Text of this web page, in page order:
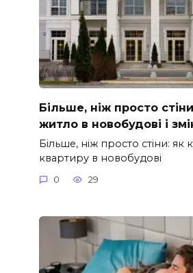
Більше, ніж просто
житло в новобудові і
Більше, ніж просто стіни: як
квартиру в новобудові
0 29